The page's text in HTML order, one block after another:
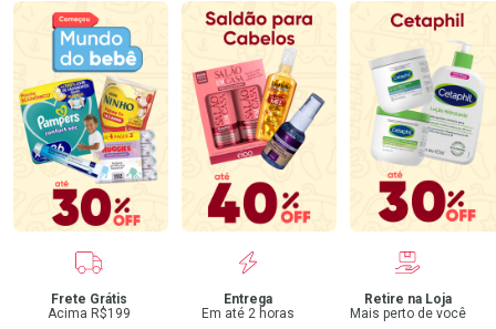
Benefícios
Frete Grátis
Acima R$199
Entrega
Em até 2 horas
Retire na Loja
Mais perto de você